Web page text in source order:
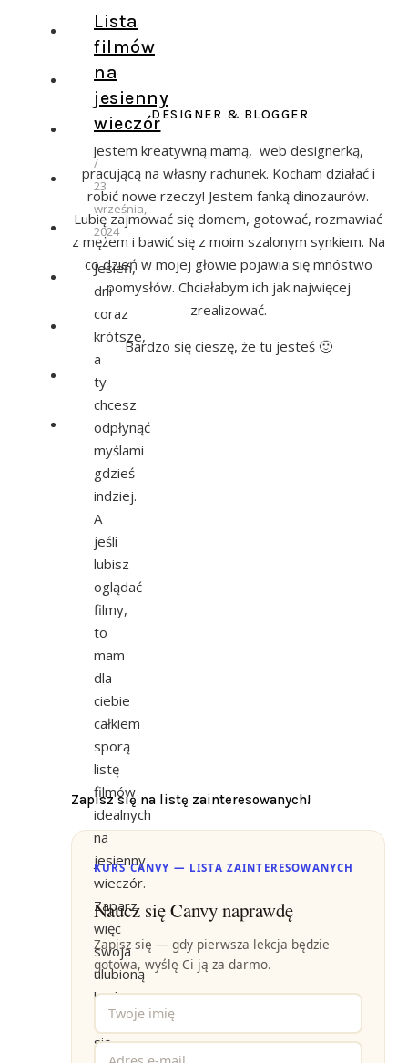
Lista
filmów
na
jesienny
wieczór
/
23
września,
2024
Jesień,
dni
coraz
krótsze,
a
ty
chcesz
odpłynąć
myślami
gdzieś
indziej.
A
jeśli
lubisz
oglądać
filmy,
to
mam
dla
ciebie
całkiem
sporą
listę
filmów
idealnych
na
jesienny
wieczór.
Zaparz
więc
swoja
ulubioną
herbatę,
zawiń
się
DESIGNER & BLOGGER
Jestem kreatywną mamą, web designerką,
pracującą na własny rachunek. Kocham działać i
robić nowe rzeczy! Jestem fanką dinozaurów.
Lubię zajmować się domem, gotować, rozmawiać
z mężem i bawić się z moim szalonym synkiem. Na
co dzień w mojej głowie pojawia się mnóstwo
pomysłów. Chciałabym ich jak najwięcej
zrealizować.
Bardzo się cieszę, że tu jesteś 🙂
Zapisz się na listę zainteresowanych!
KURS CANVY — LISTA ZAINTERESOWANYCH
Naucz się Canvy naprawdę
Zapisz się — gdy pierwsza lekcja będzie
gotowa, wyślę Ci ją za darmo.